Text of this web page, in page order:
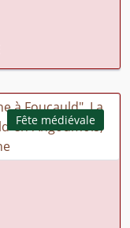
Fête médiévale